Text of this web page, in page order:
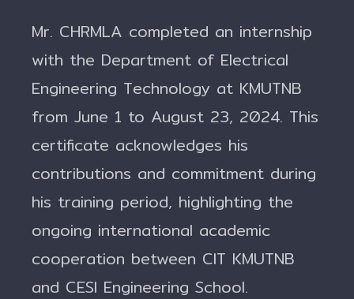
Mr. CHRMLA completed an internship
with the Department of Electrical
Engineering Technology at KMUTNB
from June 1 to August 23, 2024. This
certificate acknowledges his
contributions and commitment during
his training period, highlighting the
ongoing international academic
cooperation between CIT KMUTNB
and CESI Engineering School.